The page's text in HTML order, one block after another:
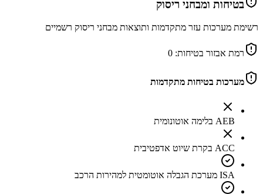
בטיחות ומבחני ריסוק
רשימת מערכות עזר מתקדמות ותוצאות מבחני ריסוק רשמיים
רמת אבזור בטיחות: 0
מערכות בטיחות מתקדמות
AEB בלימה אוטונומית
ACC בקרת שיוט אדפטיבית
ISA מערכת הגבלה אוטומטית למהירות הרכב